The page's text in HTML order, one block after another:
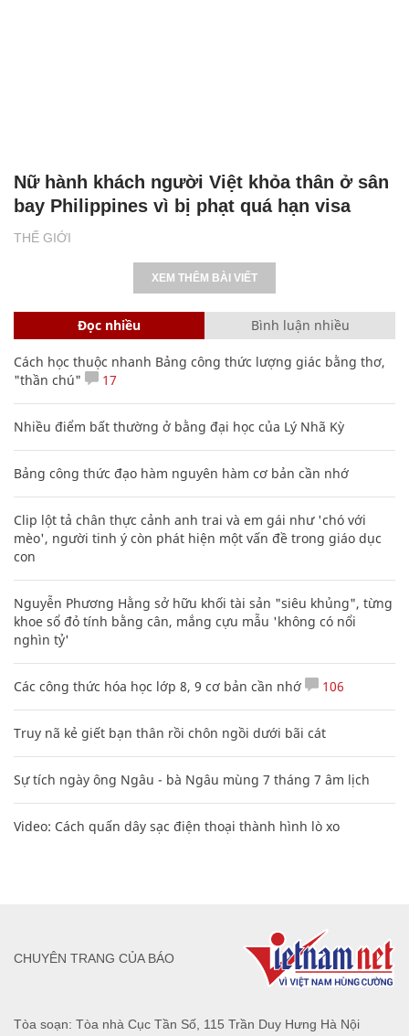
THẾ GIỚI
Nữ hành khách người Việt khỏa thân ở sân
bay Philippines vì bị phạt quá hạn visa
XEM THÊM BÀI VIẾT
Đọc nhiều Bình luận nhiều
Cách học thuộc nhanh Bảng công thức lượng giác bằng thơ,
"thần chú"
17
Nhiều điểm bất thường ở bằng đại học của Lý Nhã Kỳ
Bảng công thức đạo hàm nguyên hàm cơ bản cần nhớ
Clip lột tả chân thực cảnh anh trai và em gái như 'chó với
mèo', người tinh ý còn phát hiện một vấn đề trong giáo dục
con
Nguyễn Phương Hằng sở hữu khối tài sản "siêu khủng", từng
khoe sổ đỏ tính bằng cân, mắng cựu mẫu 'không có nổi
nghìn tỷ'
Các công thức hóa học lớp 8, 9 cơ bản cần nhớ 106
Truy nã kẻ giết bạn thân rồi chôn ngồi dưới bãi cát
Sự tích ngày ông Ngâu - bà Ngâu mùng 7 tháng 7 âm lịch
Video: Cách quấn dây sạc điện thoại thành hình lò xo
Tòa soạn: Tòa nhà Cục Tần Số, 115 Trần Duy Hưng Hà Nội
CHUYÊN TRANG CỦA BÁO